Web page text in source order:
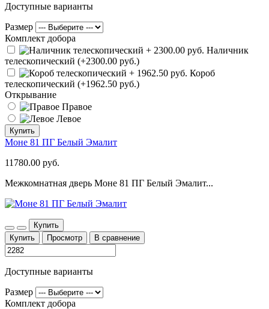
Доступные варианты
Размер
Комплект добора
Наличник
телескопический (+2300.00 руб.)
Короб
телескопический (+1962.50 руб.)
Открывание
Правое
Левое
Купить
Моне 81 ПГ Белый Эмалит
11780.00 руб.
Межкомнатная дверь Моне 81 ПГ Белый Эмалит...
Купить
Купить
Просмотр В сравнение
Доступные варианты
Размер
Комплект добора